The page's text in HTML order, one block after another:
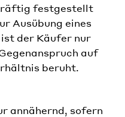
festgestellt
Ausübung eines
der Käufer nur
auf
beruht.
annähernd, sofern